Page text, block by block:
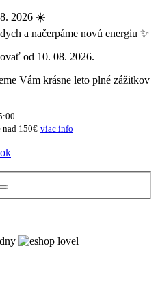
2026 ☀️
a načerpáme novú energiu ✨
od 10. 08. 2026.
Vám krásne leto plné zážitkov
150€ viac info